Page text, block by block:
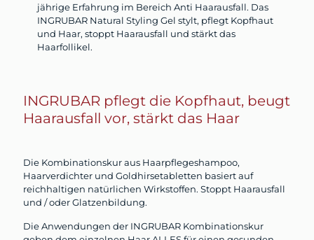
jährige Erfahrung im Bereich Anti Haarausfall. Das
INGRUBAR Natural Styling Gel stylt, pflegt Kopfhaut
und Haar, stoppt Haarausfall und stärkt das
Haarfollikel.
INGRUBAR pflegt die Kopfhaut, beugt
Haarausfall vor, stärkt das Haar
Die Kombinationskur aus Haarpflegeshampoo,
Haarverdichter und Goldhirsetabletten basiert auf
reichhaltigen natürlichen Wirkstoffen. Stoppt Haarausfall
und / oder Glatzenbildung.
Die Anwendungen der INGRUBAR Kombinationskur